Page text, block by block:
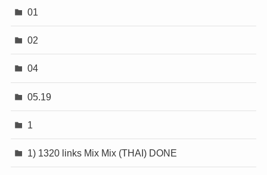
01
02
04
05.19
1
1) 1320 links Mix Mix (THAI) DONE